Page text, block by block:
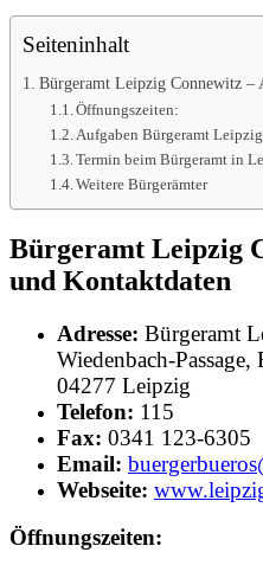
Seiteninhalt
Bürgeramt Leipzig Connewitz –
Öffnungszeiten:
Aufgaben Bürgeramt
Termin beim Bürgeramt in
Weitere Bürgerämter
Bürgeramt Leipzig
und Kontaktdaten
Adresse: Bürgeramt
Wiedenbach-
04277 Leipzig
Telefon: 115
Fax: 0341 123-6305
Email:
Webseite:
Öffnungszeiten: